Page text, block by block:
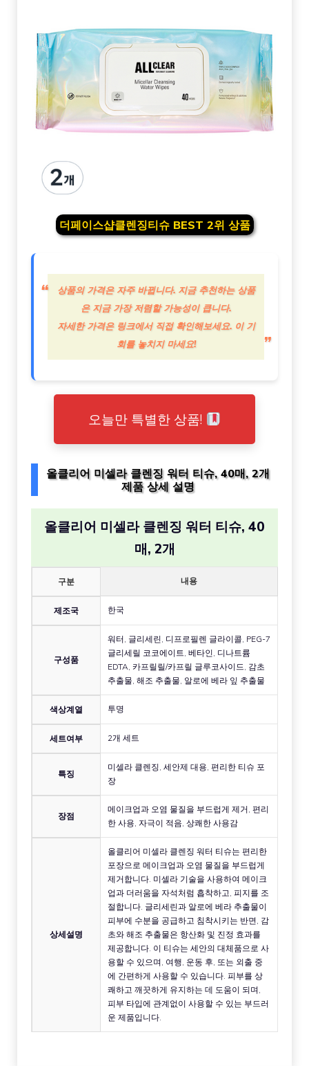
더페이스샵클렌징티슈 BEST 2위 상품
상품의 가격은 자주 바뀝니다. 지금 추천하는 상품
은 지금 가장 저렴할 가능성이 큽니다.
자세한 가격은 링크에서 직접 확인해보세요. 이 기
회를 놓치지 마세요!
오늘만 특별한 상품!
올클리어 미셀라 클렌징 워터 티슈, 40매, 2개
제품 상세 설명
올클리어 미셀라 클렌징 워터 티슈, 40
매, 2개
구분 내용
제조국 한국
구성품
워터, 글리세린, 디프로필렌 글라이콜, PEG-7
글리세릴 코코에이트, 베타인, 디나트륨
EDTA, 카프릴릴/카프릴 글루코사이드, 감초
추출물, 해조 추출물, 알로에 베라 잎 추출물
색상계열 투명
세트여부 2개 세트
특징
미셀라 클렌징, 세안제 대용, 편리한 티슈 포
장
장점
메이크업과 오염 물질을 부드럽게 제거, 편리
한 사용, 자극이 적음, 상쾌한 사용감
상세설명
올클리어 미셀라 클렌징 워터 티슈는 편리한
포장으로 메이크업과 오염 물질을 부드럽게
제거합니다. 미셀라 기술을 사용하여 메이크
업과 더러움을 자석처럼 흡착하고, 피지를 조
절합니다. 글리세린과 알로에 베라 추출물이
피부에 수분을 공급하고 침착시키는 반면, 감
초와 해조 추출물은 항산화 및 진정 효과를
제공합니다. 이 티슈는 세안의 대체품으로 사
용할 수 있으며, 여행, 운동 후, 또는 외출 중
에 간편하게 사용할 수 있습니다. 피부를 상
쾌하고 깨끗하게 유지하는 데 도움이 되며,
피부 타입에 관계없이 사용할 수 있는 부드러
운 제품입니다.